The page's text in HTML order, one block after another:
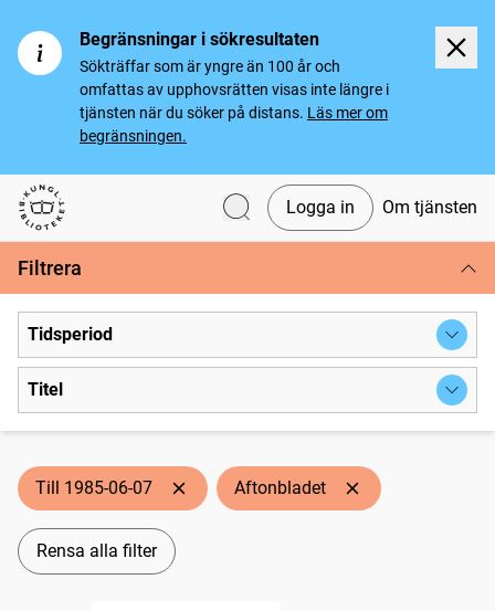
Begränsningar i sökresultaten
Sökträffar som är yngre än 100 år och
omfattas av upphovsrätten visas inte längre i
tjänsten när du söker på distans. Läs mer om
begränsningen.
Svenska tidningar
Logga in Om tjänsten
Filtrera
Tidsperiod
Titel
Till 1985-06-07 Aftonbladet
Rensa alla filter